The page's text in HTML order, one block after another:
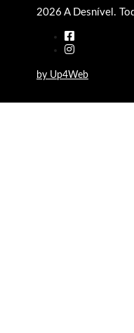
2026 A Desnível.
by Up4Web